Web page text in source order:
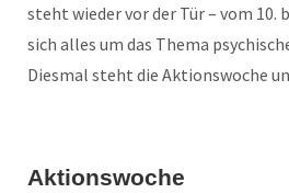
steht wieder vor der Tür – vom 10.
sich alles um das Thema
Diesmal steht die Aktionswoche
Aktionswoche